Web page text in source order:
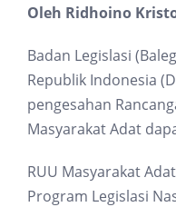
Oleh Ridhoino
Badan Legislasi
Republik Indonesia
pengesahan
Masyarakat Adat
RUU Masyarakat
Program Legislasi